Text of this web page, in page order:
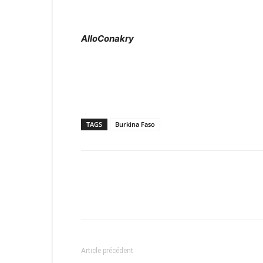
AlloConakry
TAGS Burkina Faso
Article précédent